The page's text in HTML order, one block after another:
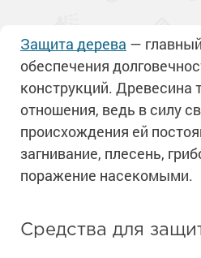
Защита дерева —
обеспечения
конструкций. Древесина
отношения, ведь в силу
происхождения ей
загнивание, плесень,
поражение насекомыми.
Средства для